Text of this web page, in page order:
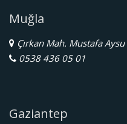
Muğla
Çırkan Mah. Mustafa
0538 436 05 01
Gaziantep